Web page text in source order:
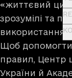
«життєвий
зрозумілі та
використання
Щоб
правил, Центр
України й